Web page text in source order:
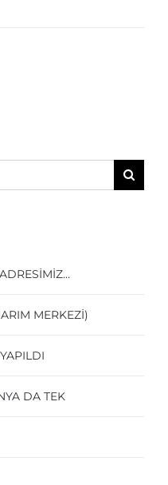
MERKEZI)
DA TEK